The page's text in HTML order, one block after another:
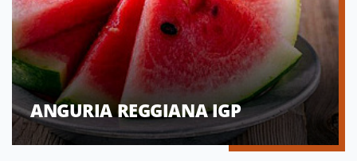
ANGURIA REGGIANA IGP